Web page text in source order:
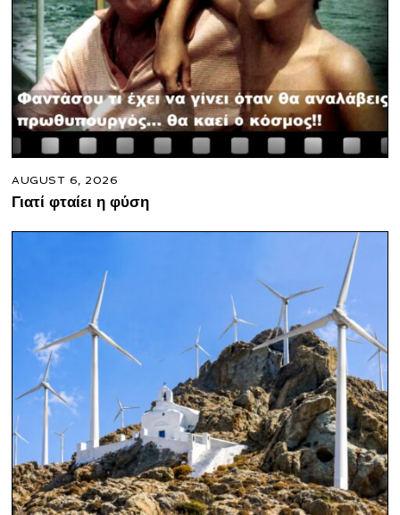
AUGUST 6, 2026
Γιατί φταίει η φύση